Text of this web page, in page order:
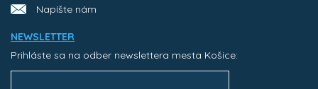
Napíšte nám
NEWSLETTER
Prihláste sa na odber newslettera mesta Košice: